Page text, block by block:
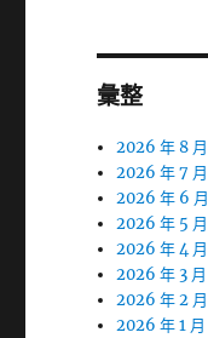
彙整
2026 年 8 月
2026 年 7 月
2026 年 6 月
2026 年 5 月
2026 年 4 月
2026 年 3 月
2026 年 2 月
2026 年 1 月